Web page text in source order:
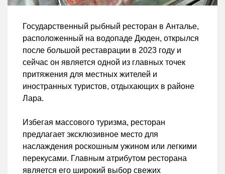
Государственный рыбный ресторан в Анталье,
расположенный на водопаде Дюден, открылся
после большой реставрации в 2023 году и
сейчас он является одной из главных точек
притяжения для местных жителей и
иностранных туристов, отдыхающих в районе
Лара.
Избегая массового туризма, ресторан
предлагает эксклюзивное место для
наслаждения роскошным ужином или легкими
перекусами. Главным атрибутом ресторана
является его широкий выбор свежих